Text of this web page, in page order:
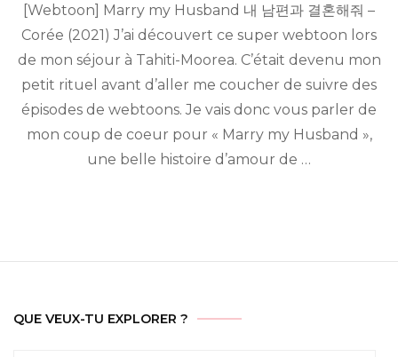
my
husband
(2021)
[Webtoon] Marry my Husband 내 남편과 결혼해줘 –
Corée (2021) J’ai découvert ce super webtoon lors
de mon séjour à Tahiti-Moorea. C’était devenu mon
petit rituel avant d’aller me coucher de suivre des
épisodes de webtoons. Je vais donc vous parler de
mon coup de coeur pour « Marry my Husband »,
une belle histoire d’amour de …
QUE VEUX-TU EXPLORER ?